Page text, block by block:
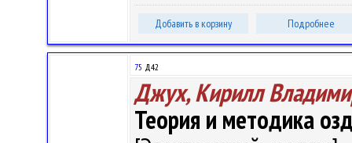
Добавить в корзину Подробнее
75 Д42
Джух, Кирилл
Теория и методика